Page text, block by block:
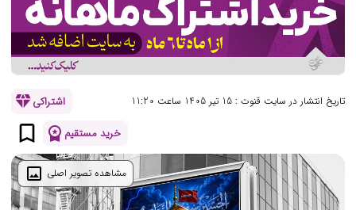
تاریخ انتشار در سایت قنوت : 15 تیر 1405 ساعت 11:20 اشتراکیdiamond
خرید مستقیم workspace_premium
bookmark_border
مشاهده تصویر اصلی image